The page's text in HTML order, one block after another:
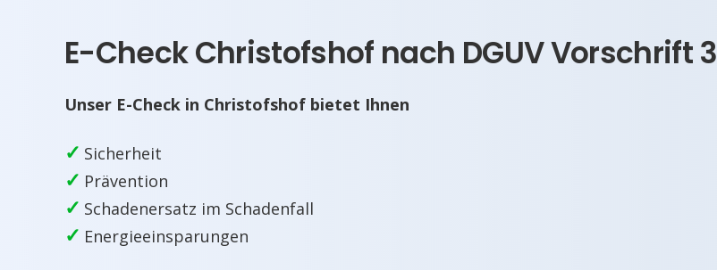
E-Check Christofshof nach DGUV Vorschrift 3
Unser E-Check in Christofshof bietet Ihnen
✓ Sicherheit
✓ Prävention
✓ Schadenersatz im Schadenfall
✓ Energieeinsparungen